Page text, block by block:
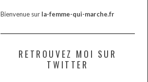
Bienvenue sur la-femme-qui-marche.fr
RETROUVEZ MOI SUR
TWITTER